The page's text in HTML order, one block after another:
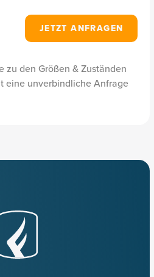
JETZT ANFRAGEN
zu den Größen & Zuständen
eine unverbindliche Anfrage